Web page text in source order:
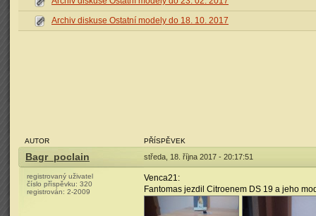
Archiv diskuse Ostatní modely do 18. 10. 2017
AUTOR PŘÍSPĚVEK
Bagr_poclain středa, 18. října 2017 - 20:17:51
registrovaný uživatel
číslo příspěvku: 320
registrován: 2-2009
Venca21:
Fantomas jezdil Citroenem DS 19 a jeho